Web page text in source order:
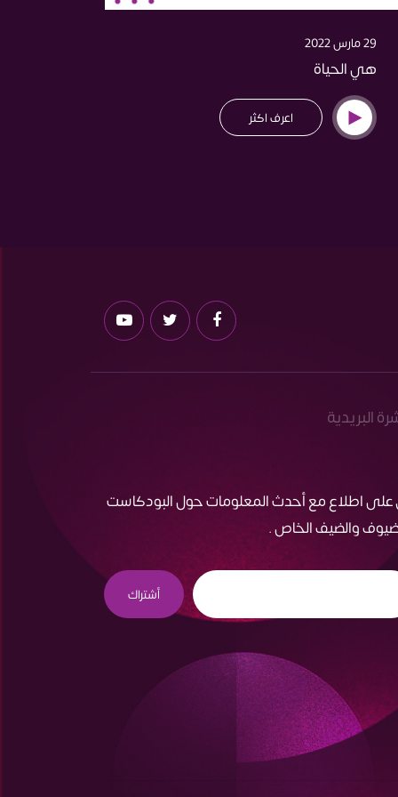
29 مارس 2022
هي الحياة
اعرف اكثر
البريدية
على اطلاع مع أحدث المعلومات حول البودكاست
والضيف الخاص .
أشتراك